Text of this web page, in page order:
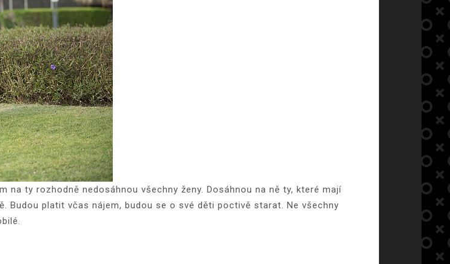
na ty rozhodně nedosáhnou všechny ženy. Dosáhnou na ně ty, které mají
Budou platit včas nájem, budou se o své děti poctivě starat. Ne všechny